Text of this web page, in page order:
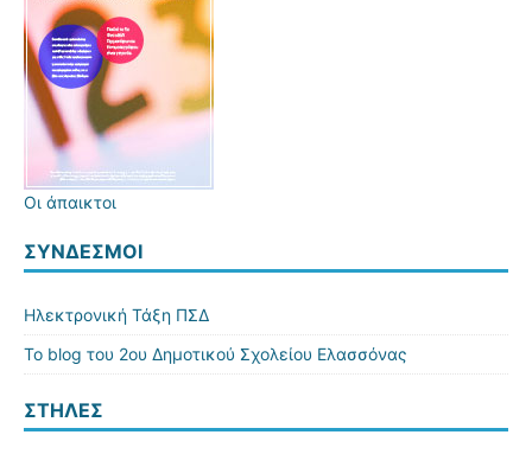
Οι άπαικτοι
ΣΎΝΔΕΣΜΟΙ
Ηλεκτρονική Τάξη ΠΣΔ
Το blog του 2ου Δημοτικού Σχολείου Ελασσόνας
ΣΤΗΛΕΣ